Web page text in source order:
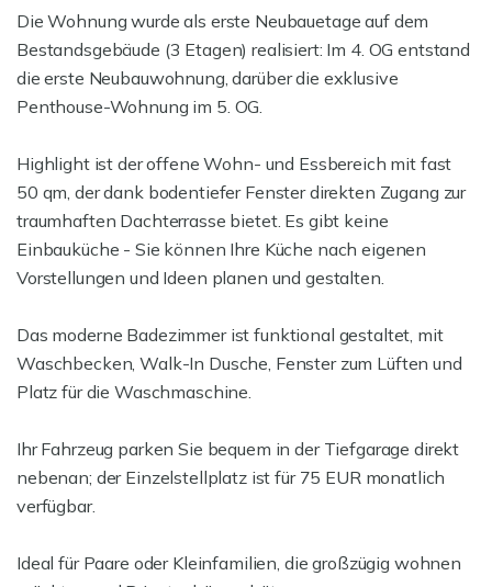
Die Wohnung wurde als erste Neubauetage auf dem
Bestandsgebäude (3 Etagen) realisiert: Im 4. OG entstand
die erste Neubauwohnung, darüber die exklusive
Penthouse-Wohnung im 5. OG.
Highlight ist der offene Wohn- und Essbereich mit fast
50 qm, der dank bodentiefer Fenster direkten Zugang zur
traumhaften Dachterrasse bietet. Es gibt keine
Einbauküche - Sie können Ihre Küche nach eigenen
Vorstellungen und Ideen planen und gestalten.
Das moderne Badezimmer ist funktional gestaltet, mit
Waschbecken, Walk-In Dusche, Fenster zum Lüften und
Platz für die Waschmaschine.
Ihr Fahrzeug parken Sie bequem in der Tiefgarage direkt
nebenan; der Einzelstellplatz ist für 75 EUR monatlich
verfügbar.
Ideal für Paare oder Kleinfamilien, die großzügig wohnen